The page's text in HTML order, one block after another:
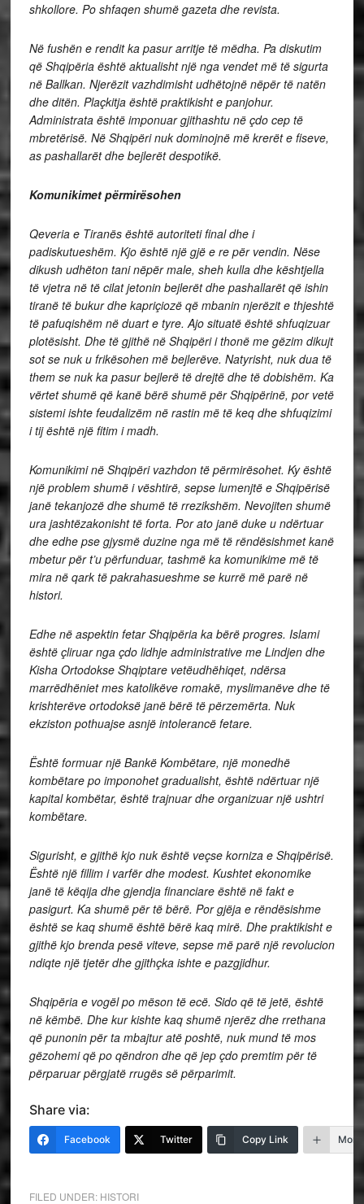
shkollore. Po shfaqen shumë gazeta dhe revista.
Në fushën e rendit ka pasur arritje të mëdha. Pa diskutim
që Shqipëria është aktualisht një nga vendet më të sigurta
në Ballkan. Njerëzit vazhdimisht udhëtojnë nëpër të natën
dhe ditën. Plaçkitja është praktikisht e panjohur.
Administrata është imponuar gjithashtu në çdo cep të
mbretërisë. Në Shqipëri nuk dominojnë më krerët e fiseve,
as pashallarët dhe bejlerët despotikë.
Komunikimet përmirësohen
Qeveria e Tiranës është autoriteti final dhe i
padiskutueshëm. Kjo është një gjë e re për vendin. Nëse
dikush udhëton tani nëpër male, sheh kulla dhe kështjella
të vjetra në të cilat jetonin bejlerët dhe pashallarët që ishin
tiranë të bukur dhe kapriçiozë që mbanin njerëzit e thjeshtë
të pafuqishëm në duart e tyre. Ajo situatë është shfuqizuar
plotësisht. Dhe të gjithë në Shqipëri i thonë me gëzim dikujt
sot se nuk u frikësohen më bejlerëve. Natyrisht, nuk dua të
them se nuk ka pasur bejlerë të drejtë dhe të dobishëm. Ka
vërtet shumë që kanë bërë shumë për Shqipërinë, por vetë
sistemi ishte feudalizëm në rastin më të keq dhe shfuqizimi
i tij është një fitim i madh.
Komunikimi në Shqipëri vazhdon të përmirësohet. Ky është
një problem shumë i vështirë, sepse lumenjtë e Shqipërisë
janë tekanjozë dhe shumë të rrezikshëm. Nevojiten shumë
ura jashtëzakonisht të forta. Por ato janë duke u ndërtuar
dhe edhe pse gjysmë duzine nga më të rëndësishmet kanë
mbetur për t’u përfunduar, tashmë ka komunikime më të
mira në qark të pakrahasueshme se kurrë më parë në
histori.
Edhe në aspektin fetar Shqipëria ka bërë progres. Islami
është çliruar nga çdo lidhje administrative me Lindjen dhe
Kisha Ortodokse Shqiptare vetëudhëhiqet, ndërsa
marrëdhëniet mes katolikëve romakë, myslimanëve dhe të
krishterëve ortodoksë janë bërë të përzemërta. Nuk
ekziston pothuajse asnjë intolerancë fetare.
Është formuar një Bankë Kombëtare, një monedhë
kombëtare po imponohet gradualisht, është ndërtuar një
kapital kombëtar, është trajnuar dhe organizuar një ushtri
kombëtare.
Sigurisht, e gjithë kjo nuk është veçse korniza e Shqipërisë.
Është një fillim i varfër dhe modest. Kushtet ekonomike
janë të këqija dhe gjendja financiare është në fakt e
pasigurt. Ka shumë për të bërë. Por gjëja e rëndësishme
është se kaq shumë është bërë kaq mirë. Dhe praktikisht e
gjithë kjo brenda pesë viteve, sepse më parë një revolucion
ndiqte një tjetër dhe gjithçka ishte e pazgjidhur.
Shqipëria e vogël po mëson të ecë. Sido që të jetë, është
në këmbë. Dhe kur kishte kaq shumë njerëz dhe rrethana
që punonin për ta mbajtur atë poshtë, nuk mund të mos
gëzohemi që po qëndron dhe që jep çdo premtim për të
përparuar përgjatë rrugës së përparimit.
Share via:
Facebook Twitter Copy Link More
FILED UNDER: HISTORI